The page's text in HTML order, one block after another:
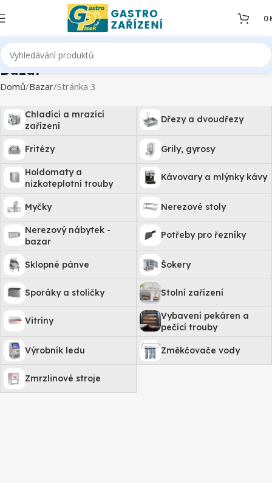
0
Bazar
Domů Bazar Stránka 3
Chladící a mrazící
zařízení
Dřezy a dvoudřezy
Fritézy Grily, gyrosy
Holdomaty a
nizkoteplotní trouby
Kávovary a mlýnky kávy
Myčky Nerezové stoly
Nerezový nábytek -
bazar
Potřeby pro řezníky
Sklopné pánve Šokery
Sporáky a stoličky Stolní zařízení
Vitríny
Vybavení pekáren a
pečící trouby
Výrobník ledu Změkčovače vody
Zmrzlinové stroje